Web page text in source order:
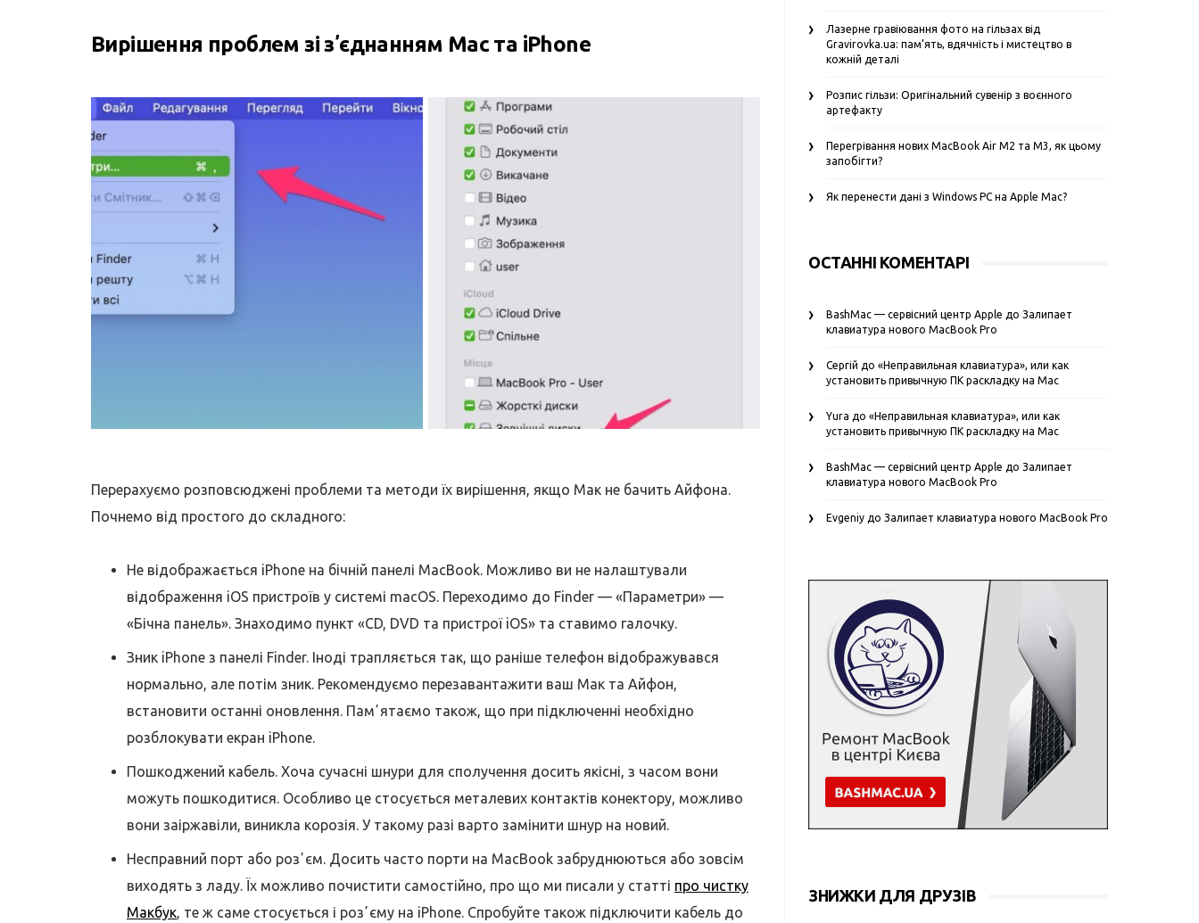
Вирішення проблем зі зʼєднанням Mac та iPhone
Перерахуємо розповсюджені проблеми та методи їх вирішення, якщо Мак не бачить Айфона.
Почнемо від простого до складного:
Не відображається iPhone на бічній панелі MacBook. Можливо ви не налаштували
відображення iOS пристроїв у системі macOS. Переходимо до Finder — «Параметри» —
«Бічна панель». Знаходимо пункт «CD, DVD та пристрої iOS» та ставимо галочку.
Зник iPhone з панелі Finder. Іноді трапляється так, що раніше телефон відображувався
нормально, але потім зник. Рекомендуємо перезавантажити ваш Мак та Айфон,
встановити останні оновлення. Памʼятаємо також, що при підключенні необхідно
розблокувати екран iPhone.
Пошкоджений кабель. Хоча сучасні шнури для сполучення досить якісні, з часом вони
можуть пошкодитися. Особливо це стосується металевих контактів конектору, можливо
вони заіржавіли, виникла корозія. У такому разі варто замінити шнур на новий.
Несправний порт або розʼєм. Досить часто порти на MacBook забруднюються або зовсім
виходять з ладу. Їх можливо почистити самостійно, про що ми писали у статті про чистку
Макбук, те ж саме стосується і розʼєму на iPhone. Спробуйте також підключити кабель до
Лазерне гравіювання фото на гільзах від
Gravirovka.ua: пам’ять, вдячність і мистецтво в
кожній деталі
Розпис гільзи: Оригінальний сувенір з воєнного
артефакту
Перегрівання нових MacBook Air M2 та M3, як цьому
запобігти?
Як перенести дані з Windows PC на Apple Mac?
ОСТАННІ КОМЕНТАРІ
BashMac — сервісний центр Apple до Залипает
клавиатура нового MacBook Pro
Сергій до «Неправильная клавиатура», или как
установить привычную ПК раскладку на Mac
Yura до «Неправильная клавиатура», или как
установить привычную ПК раскладку на Mac
BashMac — сервісний центр Apple до Залипает
клавиатура нового MacBook Pro
Evgeniy до Залипает клавиатура нового MacBook Pro
ЗНИЖКИ ДЛЯ ДРУЗІВ